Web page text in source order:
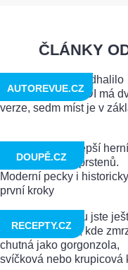
ČLÁNKY
AUTOREVUE.CZ
DOUPĚ.CZ
RECEPTY.CZ